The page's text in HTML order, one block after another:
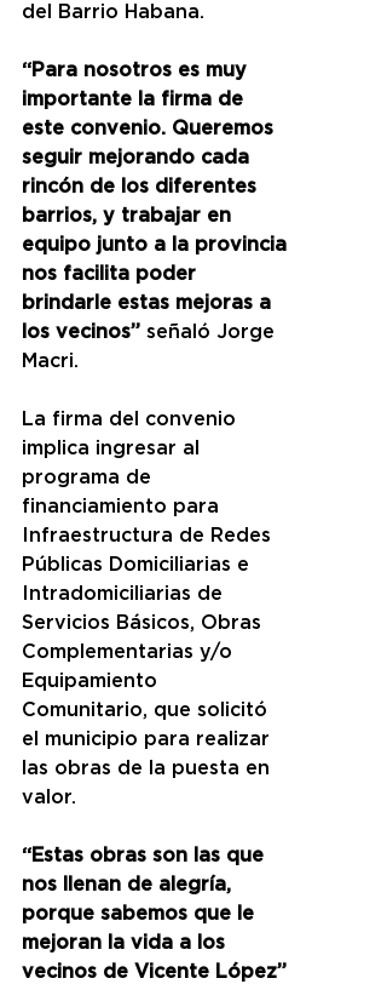
del Barrio Habana.
“Para nosotros es muy
importante la firma de
este convenio. Queremos
seguir mejorando cada
rincón de los diferentes
barrios, y trabajar en
equipo junto a la provincia
nos facilita poder
brindarle estas mejoras a
los vecinos” señaló Jorge
Macri.
La firma del convenio
implica ingresar al
programa de
financiamiento para
Infraestructura de Redes
Públicas Domiciliarias e
Intradomiciliarias de
Servicios Básicos, Obras
Complementarias y/o
Equipamiento
Comunitario, que solicitó
el municipio para realizar
las obras de la puesta en
valor.
“Estas obras son las que
nos llenan de alegría,
porque sabemos que le
mejoran la vida a los
vecinos de Vicente López”